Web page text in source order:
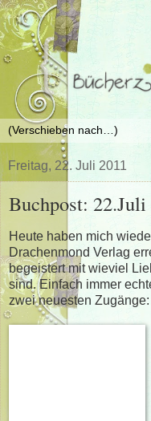
Freitag, 22. Juli 2011
Buchpost: 22.Juli
Heute haben mich
Drachenmond Verlag
begeistert mit wieviel
sind. Einfach immer
zwei neuesten Zugänge: